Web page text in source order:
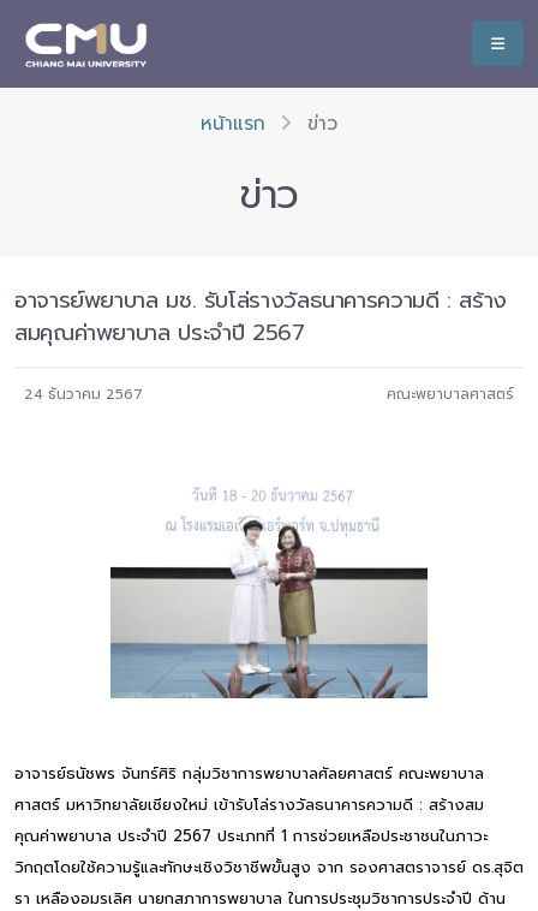
หน้าแรก ข่าว
ข่าว
อาจารย์พยาบาล มช. รับโล่รางวัลธนาคารความดี : สร้าง
สมคุณค่าพยาบาล ประจำปี 2567
24 ธันวาคม 2567 คณะพยาบาลศาสตร์
อาจารย์ธนัชพร จันทร์ศิริ กลุ่มวิชาการพยาบาลศัลยศาสตร์ คณะพยาบาล
ศาสตร์ มหาวิทยาลัยเชียงใหม่ เข้ารับโล่รางวัลธนาคารความดี : สร้างสม
คุณค่าพยาบาล ประจำปี 2567 ประเภทที่ 1 การช่วยเหลือประชาชนในภาวะ
วิกฤตโดยใช้ความรู้และทักษะเชิงวิชาชีพขั้นสูง จาก รองศาสตราจารย์ ดร.สุจิต
รา เหลืองอมรเลิศ นายกสภาการพยาบาล ในการประชุมวิชาการประจำปี ด้าน